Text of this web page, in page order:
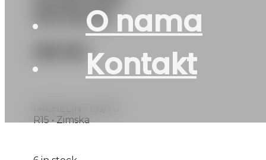
O nama
Kontakt
MICHELIN
R15 • Zimska